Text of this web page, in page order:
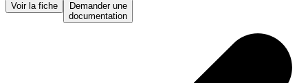
Voir la fiche
Demander une
documentation